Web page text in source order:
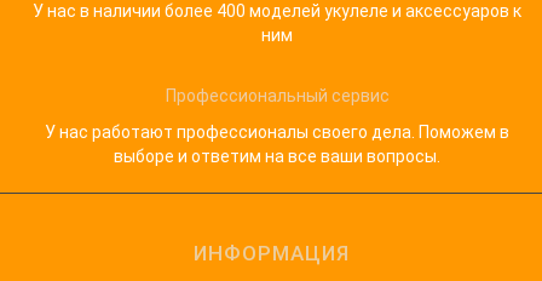
У нас в наличии более 400 моделей укулеле и аксессуаров к
ним
Профессиональный сервис
У нас работают профессионалы своего дела. Поможем в
выборе и ответим на все ваши вопросы.
ИНФОРМАЦИЯ